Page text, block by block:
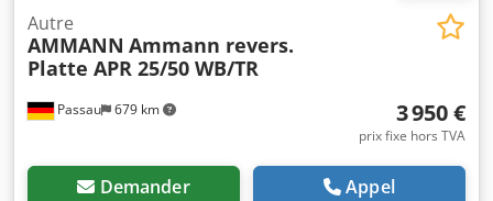
Passau 679 km
Autre
AMMANN Ammann revers.
Platte APR 25/50 WB/TR
3 950 €
prix fixe hors TVA
Demander Appel